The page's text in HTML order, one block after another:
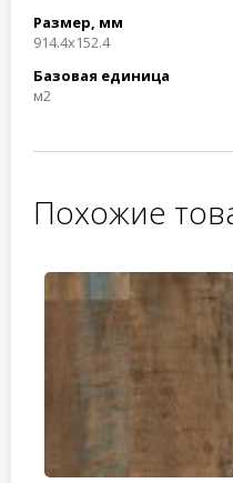
Размер, мм
914.4x152.4
Базовая единица
м2
Похожие